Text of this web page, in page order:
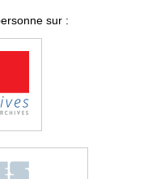
sur :